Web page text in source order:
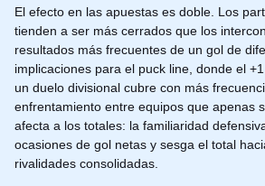
El efecto en las apuestas es doble. Los
tienden a ser más cerrados que los
resultados más frecuentes de un gol de
implicaciones para el puck line, donde el
un duelo divisional cubre con más
enfrentamiento entre equipos que apenas
afecta a los totales: la familiaridad
ocasiones de gol netas y sesga el total
rivalidades consolidadas.